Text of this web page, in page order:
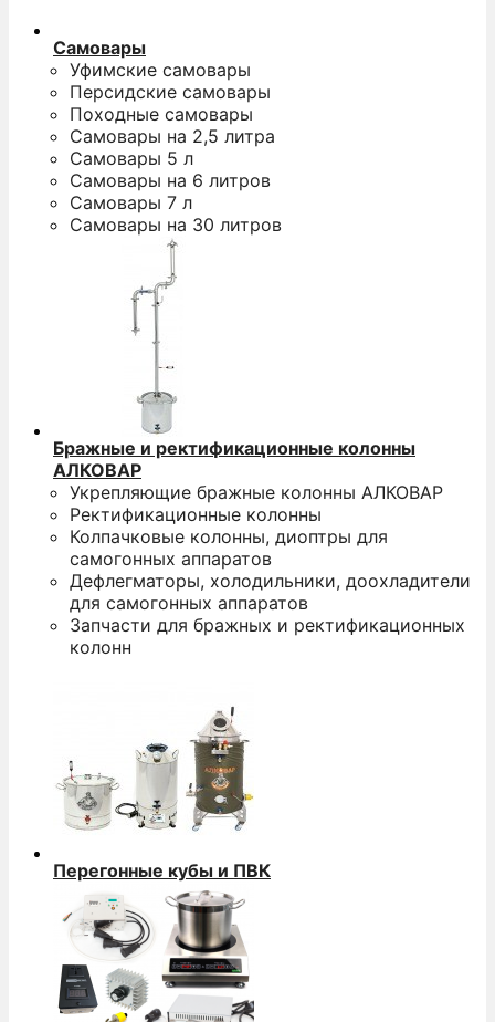
Самовары
Уфимские самовары
Персидские самовары
Походные самовары
Самовары на 2,5 литра
Самовары 5 л
Самовары на 6 литров
Самовары 7 л
Самовары на 30 литров
Бражные и ректификационные колонны
АЛКОВАР
Укрепляющие бражные колонны АЛКОВАР
Ректификационные колонны
Колпачковые колонны, диоптры для
самогонных аппаратов
Дефлегматоры, холодильники, доохладители
для самогонных аппаратов
Запчасти для бражных и ректификационных
колонн
Перегонные кубы и ПВК